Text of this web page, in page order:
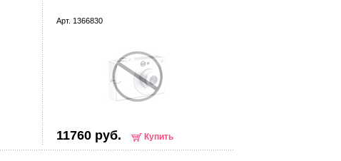
Арт. 1366830
11760 руб. Купить